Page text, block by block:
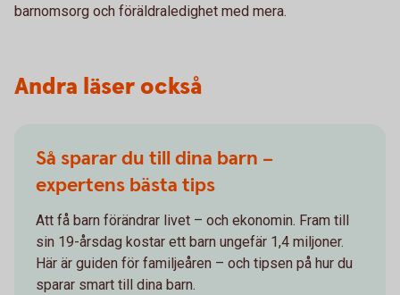
barnomsorg och föräldraledighet med mera.
Andra läser också
Så sparar du till dina barn –
expertens bästa tips
Att få barn förändrar livet – och ekonomin. Fram till
sin 19-årsdag kostar ett barn ungefär 1,4 miljoner.
Här är guiden för familjeåren – och tipsen på hur du
sparar smart till dina barn.